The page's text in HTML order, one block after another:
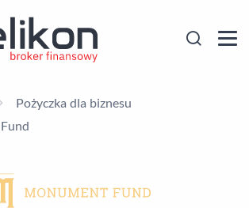
Pożyczka dla biznesu
Fund